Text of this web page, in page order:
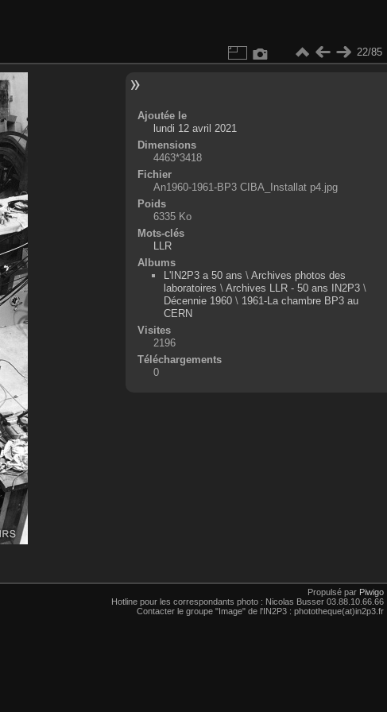
22/85
Ajoutée le
lundi 12 avril 2021
Dimensions
4463*3418
Fichier
An1960-1961-BP3 CIBA_Installat p4.jpg
Poids
6335 Ko
Mots-clés
LLR
Albums
L'IN2P3 a 50 ans \ Archives photos des
laboratoires \ Archives LLR - 50 ans IN2P3\
Décennie 1960\ 1961-La chambre BP3 au
CERN
Visites
2196
Téléchargements
0
Propulsé par Piwigo
Hotline pour les correspondants photo : Nicolas Busser 03.88.10.66.66
Contacter le groupe "Image" de l'IN2P3 : phototheque(at)in2p3.fr